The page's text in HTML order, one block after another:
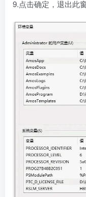
9.点击确定，退出此窗